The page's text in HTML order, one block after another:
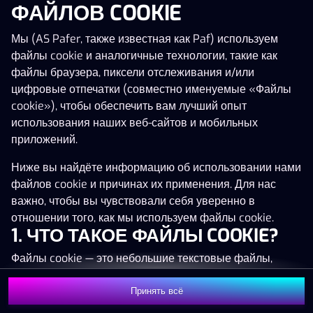
Нажми в любое место!
MEGA 1 369 604 €
MAJOR 17 018 €
MINOR 759 €Присоединиться
ФАЙЛОВ COOKIE
Мы (AS Pafer, также известная как Paf) используем
файлы cookie и аналогичные технологии, такие как
файлы браузера, пиксели отслеживания и/или
цифровые отпечатки (совместно именуемые «Файлы
cookie»), чтобы обеспечить вам лучший опыт
использования наших веб-сайтов и мобильных
приложений.
Ниже вы найдёте информацию об использовании нами
файлов cookie и причинах их применения. Для нас
важно, чтобы вы чувствовали себя уверенно в
отношении того, как мы используем файлы cookie.
1. ЧТО ТАКОЕ ФАЙЛЫ COOKIE?
Файлы cookie — это небольшие текстовые файлы,
которые сохраняются на вашем устройстве (например,
на компьютере, мобильном телефоне или планшете)
при посещении наших веб-сайтов. Размещение
Принять всё